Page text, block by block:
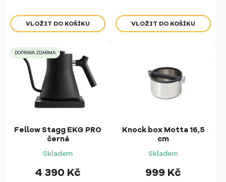
DOPRAVA ZDARMA
Fellow Stagg EKG PRO
černá
Skladem
4 390 Kč
Knock box Motta 16,5
cm
Skladem
999 Kč